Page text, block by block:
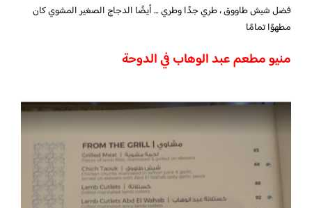
فضل شيش طاووق ، طري جدًا وطري … أيضًا الدجاج الصغير المشوي كان
مطهوًا تمامًا
منيو مطعم عبد الوهاب في الدوحة